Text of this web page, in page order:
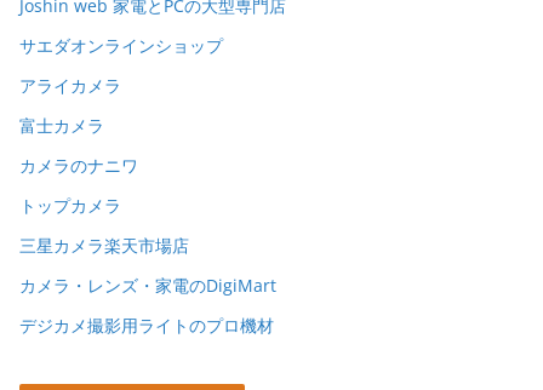
Joshin web 家電とPCの大型専門店
サエダオンラインショップ
アライカメラ
富士カメラ
カメラのナニワ
トップカメラ
三星カメラ楽天市場店
カメラ・レンズ・家電のDigiMart
デジカメ撮影用ライトのプロ機材